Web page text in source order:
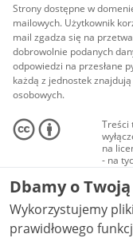
Strony dostępne w
mailowych. Użytkownik
mail zgadza się na
dobrowolnie podanych
odpowiedzi na przesłane
każdą z jednostek
osobowych.
Treści
na
- na
audio
NC-
Dbamy o
Wykorzystujemy
prawidłowego